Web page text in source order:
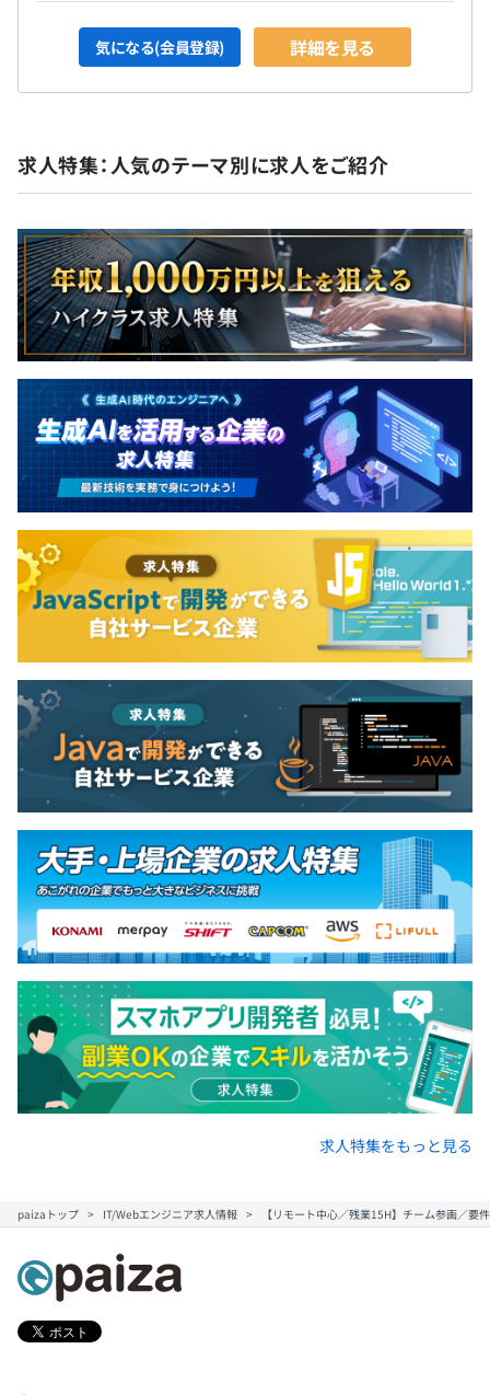
気になる(会員登録) 詳細を見る
求人特集：人気のテーマ別に求人をご紹介
求人特集をもっと見る
paizaトップ IT/Webエンジニア求人情報 【リモート中心／残業15H】チーム参画／